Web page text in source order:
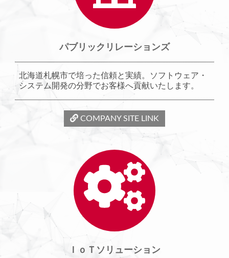
パブリックリレーションズ
北海道札幌市で培った信頼と実績。ソフトウェア・
システム開発の分野でお客様へ貢献いたします。
COMPANY SITE LINK
ＩｏＴ ソリューション